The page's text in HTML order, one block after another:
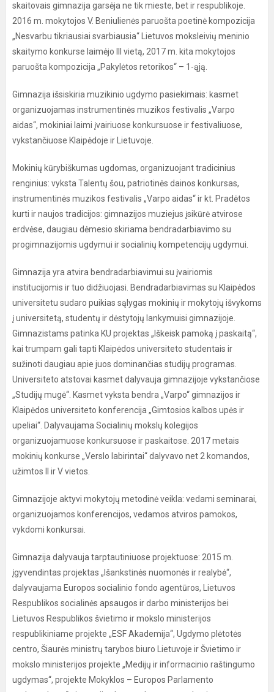
skaitovais gimnazija garsėja ne tik mieste, bet ir respublikoje.
2016 m. mokytojos V. Beniulienės paruošta poetinė kompozicija
„Nesvarbu tikriausiai svarbiausia“ Lietuvos moksleivių meninio
skaitymo konkurse laimėjo III vietą, 2017 m. kita mokytojos
paruošta kompozicija „Pakylėtos retorikos“ – 1-ąją.
Gimnazija išsiskiria muzikinio ugdymo pasiekimais: kasmet
organizuojamas instrumentinės muzikos festivalis „Varpo
aidas“, mokiniai laimi įvairiuose konkursuose ir festivaliuose,
vykstančiuose Klaipėdoje ir Lietuvoje.
Mokinių kūrybiškumas ugdomas, organizuojant tradicinius
renginius: vyksta Talentų šou, patriotinės dainos konkursas,
instrumentinės muzikos festivalis „Varpo aidas“ ir kt. Pradėtos
kurti ir naujos tradicijos: gimnazijos muziejus įsikūrė atvirose
erdvėse, daugiau dėmesio skiriama bendradarbiavimo su
progimnazijomis ugdymui ir socialinių kompetencijų ugdymui.
Gimnazija yra atvira bendradarbiavimui su įvairiomis
institucijomis ir tuo didžiuojasi. Bendradarbiavimas su Klaipėdos
universitetu sudaro puikias sąlygas mokinių ir mokytojų išvykoms
į universitetą, studentų ir dėstytojų lankymuisi gimnazijoje.
Gimnazistams patinka KU projektas „Iškeisk pamoką į paskaitą“,
kai trumpam gali tapti Klaipėdos universiteto studentais ir
sužinoti daugiau apie juos dominančias studijų programas.
Universiteto atstovai kasmet dalyvauja gimnazijoje vykstančiose
„Studijų mugė“. Kasmet vyksta bendra „Varpo“ gimnazijos ir
Klaipėdos universiteto konferencija „Gimtosios kalbos upės ir
upeliai“. Dalyvaujama Socialinių mokslų kolegijos
organizuojamuose konkursuose ir paskaitose. 2017 metais
mokinių konkurse „Verslo labirintai“ dalyvavo net 2 komandos,
užimtos II ir V vietos.
Gimnazijoje aktyvi mokytojų metodinė veikla: vedami seminarai,
organizuojamos konferencijos, vedamos atviros pamokos,
vykdomi konkursai.
Gimnazija dalyvauja tarptautiniuose projektuose: 2015 m.
įgyvendintas projektas „Išankstinės nuomonės ir realybė“,
dalyvaujama Europos socialinio fondo agentūros, Lietuvos
Respublikos socialinės apsaugos ir darbo ministerijos bei
Lietuvos Respublikos švietimo ir mokslo ministerijos
respublikiniame projekte „ESF Akademija“, Ugdymo plėtotės
centro, Šiaurės ministrų tarybos biuro Lietuvoje ir Švietimo ir
mokslo ministerijos projekte „Medijų ir informacinio raštingumo
ugdymas“, projekte Mokyklos – Europos Parlamento